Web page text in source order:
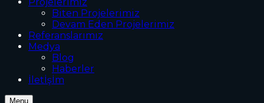
Biten Projelerimiz
Devam Eden Projelerimiz
Referanslarımız
Medya
Blog
Haberler
İletİşİm
Menu